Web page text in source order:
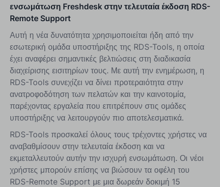
ενσωμάτωση Freshdesk στην τελευταία έκδοση RDS-
Remote Support
Αυτή η νέα δυνατότητα χρησιμοποιείται ήδη από την
εσωτερική ομάδα υποστήριξης της RDS-Tools, η οποία
έχει αναφέρει σημαντικές βελτιώσεις στη διαδικασία
διαχείρισης εισιτηρίων τους. Με αυτή την ενημέρωση, η
RDS-Tools συνεχίζει να δίνει προτεραιότητα στην
ανατροφοδότηση των πελατών και την καινοτομία,
παρέχοντας εργαλεία που επιτρέπουν στις ομάδες
υποστήριξης να λειτουργούν πιο αποτελεσματικά.
RDS-Tools προσκαλεί όλους τους τρέχοντες χρήστες να
αναβαθμίσουν στην τελευταία έκδοση και να
εκμεταλλευτούν αυτήν την ισχυρή ενσωμάτωση. Οι νέοι
χρήστες μπορούν επίσης να βιώσουν τα οφέλη του
RDS-Remote Support με μια δωρεάν δοκιμή 15